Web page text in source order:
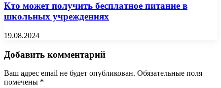
Кто может получить бесплатное питание в
школьных учреждениях
19.08.2024
Добавить комментарий
Ваш адрес email не будет опубликован. Обязательные поля
помечены *